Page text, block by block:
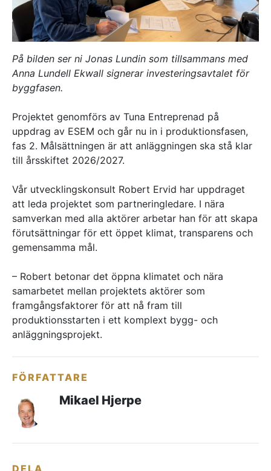
0500-48 14 44
info@urkraft.com
På bilden ser ni Jonas Lundin som tillsammans med
Anna Lundell Ekwall signerar investeringsavtalet för
byggfasen.
Projektet genomförs av Tuna Entreprenad på
uppdrag av ESEM och går nu in i produktionsfasen,
fas 2. Målsättningen är att anläggningen ska stå klar
till årsskiftet 2026/2027.
Vår utvecklingskonsult Robert Ervid har uppdraget
att leda projektet som partneringledare. I nära
samverkan med alla aktörer arbetar han för att skapa
förutsättningar för ett öppet klimat, transparens och
gemensamma mål.
– Robert betonar det öppna klimatet och nära
samarbetet mellan projektets aktörer som
framgångsfaktorer för att nå fram till
produktionsstarten i ett komplext bygg- och
anläggningsprojekt.
FÖRFATTARE
Mikael Hjerpe